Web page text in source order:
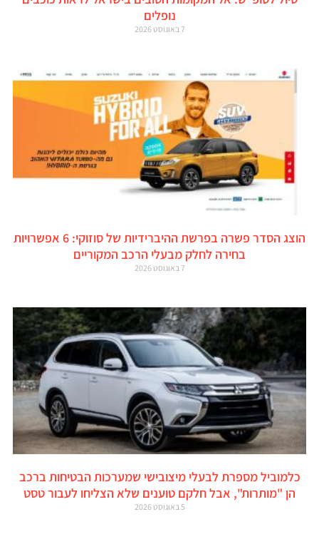
נופלים
7 באוגוסט 2026
הוצג הסדר פשרה בפרשת ההיברידיות של סוזוקי: 6 אפשרויות
בחירה לחלק מבעלי הרכב המקוריים
7 באוגוסט 2026
כלמוביל מספרת לבעלי מיצובישי שמערכות הבטיחות ברכב
הן "מותרות", אבל חלקם טוענים שלא הצליחו לעבור טסט
5 באוגוסט 2026